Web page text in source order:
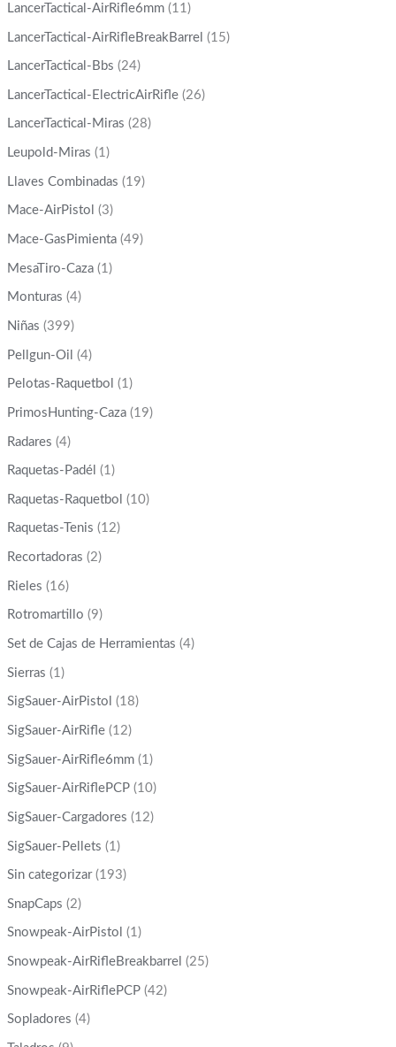
LancerTactical-AirRifle6mm (11)
LancerTactical-AirRifleBreakBarrel (15)
LancerTactical-Bbs (24)
LancerTactical-ElectricAirRifle (26)
LancerTactical-Miras (28)
Leupold-Miras (1)
Llaves Combinadas (19)
Mace-AirPistol (3)
Mace-GasPimienta (49)
MesaTiro-Caza (1)
Monturas (4)
Niñas (399)
Pellgun-Oil (4)
Pelotas-Raquetbol (1)
PrimosHunting-Caza (19)
Radares (4)
Raquetas-Padél (1)
Raquetas-Raquetbol (10)
Raquetas-Tenis (12)
Recortadoras (2)
Rieles (16)
Rotromartillo (9)
Set de Cajas de Herramientas (4)
Sierras (1)
SigSauer-AirPistol (18)
SigSauer-AirRifle (12)
SigSauer-AirRifle6mm (1)
SigSauer-AirRiflePCP (10)
SigSauer-Cargadores (12)
SigSauer-Pellets (1)
Sin categorizar (193)
SnapCaps (2)
Snowpeak-AirPistol (1)
Snowpeak-AirRifleBreakbarrel (25)
Snowpeak-AirRiflePCP (42)
Sopladores (4)